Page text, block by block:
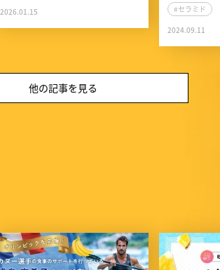
2026.01.15
#セラミド
2024.09.11
他の記事を見る